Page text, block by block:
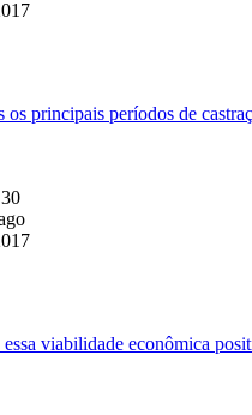
principais períodos de
30
viabilidade econômica